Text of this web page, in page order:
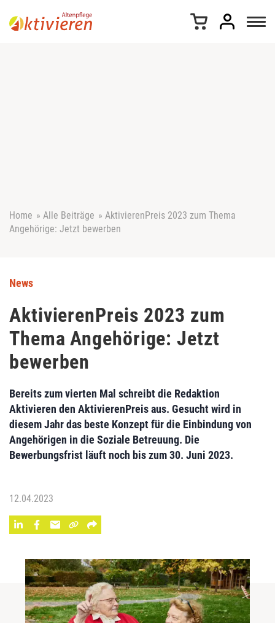
Home » Alle Beiträge » AktivierenPreis 2023 zum Thema
Angehörige: Jetzt bewerben
News
AktivierenPreis 2023 zum
Thema Angehörige: Jetzt
bewerben
Bereits zum vierten Mal schreibt die Redaktion
Aktivieren den AktivierenPreis aus. Gesucht wird in
diesem Jahr das beste Konzept für die Einbindung von
Angehörigen in die Soziale Betreuung. Die
Bewerbungsfrist läuft noch bis zum 30. Juni 2023.
12.04.2023